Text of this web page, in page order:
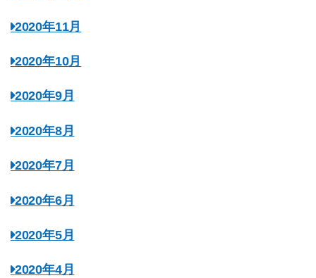
2020年11月
2020年10月
2020年9月
2020年8月
2020年7月
2020年6月
2020年5月
2020年4月